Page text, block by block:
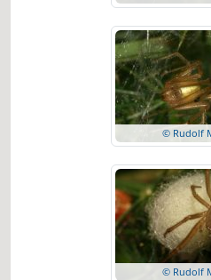
© Rudolf
© Rudolf